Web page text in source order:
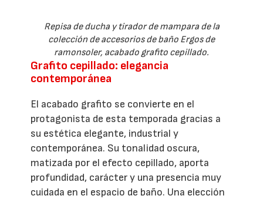
Repisa de ducha y tirador de mampara de la
colección de accesorios de baño Ergos de
ramonsoler, acabado grafito cepillado.
Grafito cepillado: elegancia
contemporánea
El acabado grafito se convierte en el
protagonista de esta temporada gracias a
su estética elegante, industrial y
contemporánea. Su tonalidad oscura,
matizada por el efecto cepillado, aporta
profundidad, carácter y una presencia muy
cuidada en el espacio de baño. Una elección